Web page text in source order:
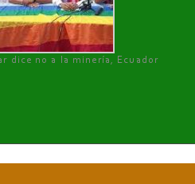
dice no a la minería, Ecuador